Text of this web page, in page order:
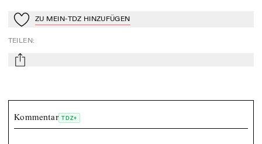
Zu Mein-TdZ hinzufügen
ZU MEIN-TDZ HINZUFÜGEN
TEILEN:
mail
Kommentar TDZ+